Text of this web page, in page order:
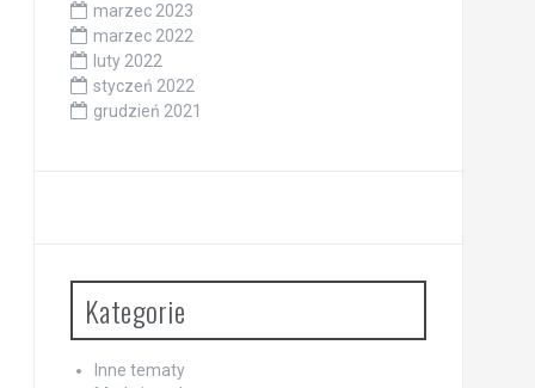
marzec 2023
marzec 2022
luty 2022
styczeń 2022
grudzień 2021
Kategorie
Inne tematy